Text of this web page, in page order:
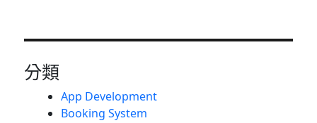
分類
App Development
Booking System